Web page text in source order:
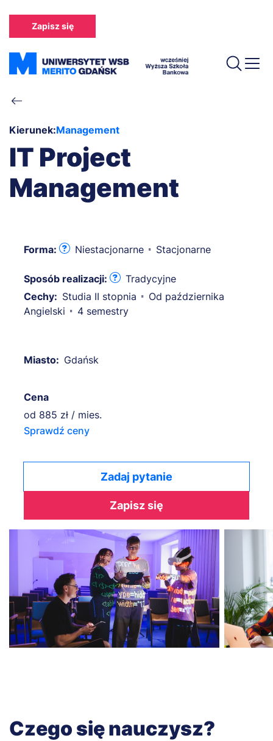
treści
Zapisz się
Ścieżka
nawigacyjna
Kierunek:Management
IT Project
Management
Forma: Niestacjonarne Stacjonarne
Sposób realizacji:
Tradycyjne
Cechy: Studia II stopnia
Od października
Angielski
4 semestry
Miasto: Gdańsk
Cena
od 885 zł / mies.
Sprawdź ceny
Zadaj pytanie
Zapisz się
Czego się nauczysz?